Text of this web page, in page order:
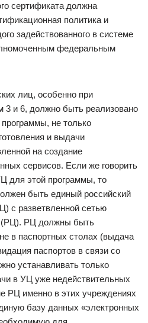
сертификата должна
политика и
задействованного в системе
федеральным
лиц, особенно при
3 и 6, должно быть реализовано
не только
и выдачи
на создание
сервисов. Если же говорить
для этой программы, то
быть единый российский
с разветвленной сетью
(РЦ). РЦ должны быть
в паспортных столах (выдача
паспортов в связи со
устанавливать только
в УЦ уже недействительных
РЦ именно в этих учреждениях
базу данных «электронных